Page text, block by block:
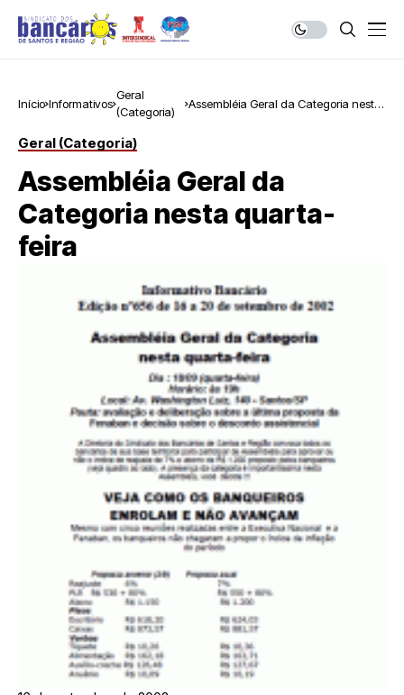
Início Informativos
Geral
(Categoria)
Assembléia Geral da Categoria nesta
Geral (Categoria)
Assembléia Geral da
Categoria nesta quarta-
feira